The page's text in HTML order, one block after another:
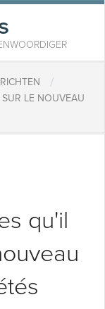
/
LE NOUVEAU
qu'il